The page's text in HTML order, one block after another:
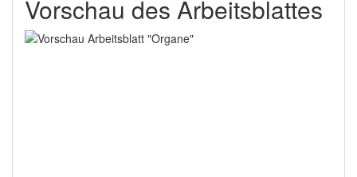
Vorschau des Arbeitsblattes